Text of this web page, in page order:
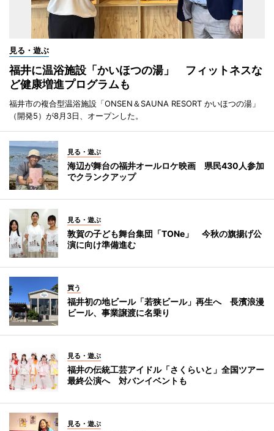
見る・遊ぶ
福井に温浴施設「かいほつの湯」 フィットネスな
ど健康増進プログラムも
福井市の複合型温浴施設「ONSEN＆SAUNA RESORT かいほつの湯」
（開発5）が8月3日、オープンした。
見る・遊ぶ
海辺が舞台の福井オールロケ映画 県民430人参加
でクランクアップ
見る・遊ぶ
敦賀の子ども舞台集団「TONe」 今秋の旗揚げ公
演に向け準備進む
買う
福井初の地ビール「若狭ビール」再生へ 長濱浪漫
ビール、事業譲渡に名乗り
見る・遊ぶ
福井の伝統工芸アイドル「さくらいと」全国ツアー
最終公演へ 対バンイベントも
見る・遊ぶ